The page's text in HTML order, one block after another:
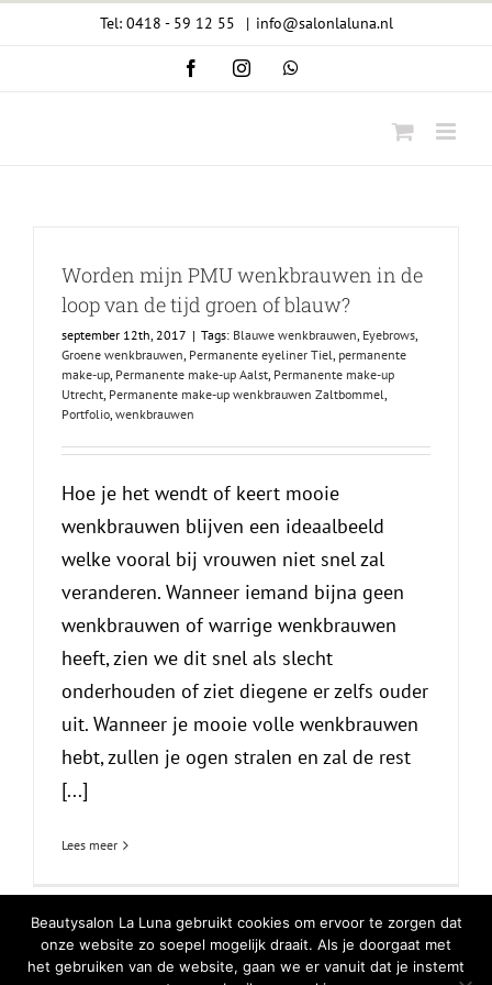
Tel: 0418 - 59 12 55 | info@salonlaluna.nl
FacebookInstagramWhatsApp
Worden mijn PMU wenkbrauwen in de
loop van de tijd groen of blauw?
september 12th, 2017 | Tags: Blauwe wenkbrauwen Eyebrows
Groene wenkbrauwen Permanente eyeliner Tiel permanente
make-up Permanente make-up Aalst Permanente make-up
Utrecht Permanente make-up wenkbrauwen Zaltbommel
Portfolio wenkbrauwen
Hoe je het wendt of keert mooie
wenkbrauwen blijven een ideaalbeeld
welke vooral bij vrouwen niet snel zal
veranderen. Wanneer iemand bijna geen
wenkbrauwen of warrige wenkbrauwen
heeft, zien we dit snel als slecht
onderhouden of ziet diegene er zelfs ouder
uit. Wanneer je mooie volle wenkbrauwen
hebt, zullen je ogen stralen en zal de rest
[...]
Lees meer
© Copyright2026 | All Rights Reserved | Privacy Verklaring |Cookiebeleid
Beautysalon La Luna gebruikt cookies om ervoor te zorgen dat
onze website zo soepel mogelijk draait. Als je doorgaat met
het gebruiken van de website, gaan we er vanuit dat je instemt